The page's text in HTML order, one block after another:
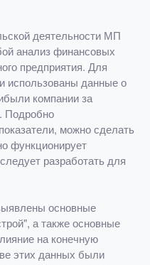
деятельности МП
анализ финансовых
предприятия. Для
использованы данные о
компании за
Подробно
можно сделать
функционирует
разработать для
основные
а также основные
на конечную
этих данных были